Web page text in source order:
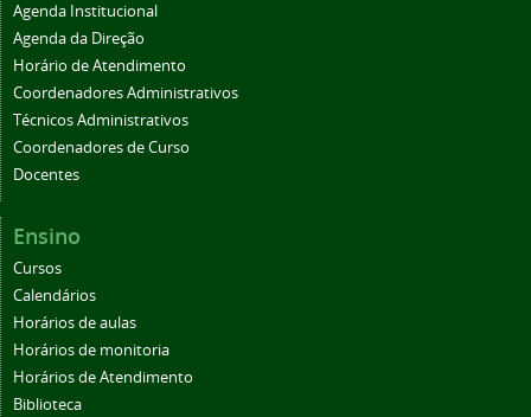
Agenda Institucional
Agenda da Direção
Horário de Atendimento
Coordenadores Administrativos
Técnicos Administrativos
Coordenadores de Curso
Docentes
Ensino
Cursos
Calendários
Horários de aulas
Horários de monitoria
Horários de Atendimento
Biblioteca